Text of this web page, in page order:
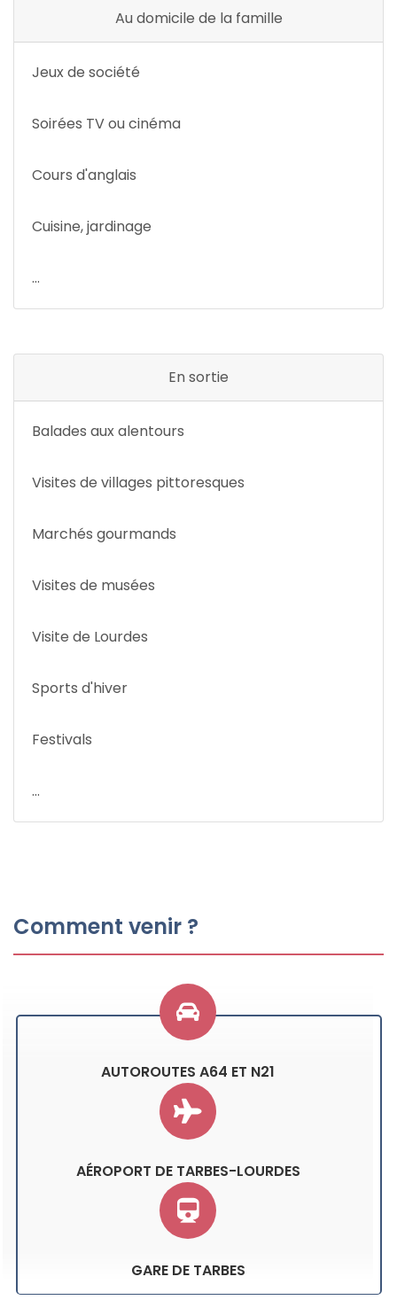
Au domicile de la famille
Jeux de société
Soirées TV ou cinéma
Cours d'anglais
Cuisine, jardinage
...
En sortie
Balades aux alentours
Visites de villages pittoresques
Marchés gourmands
Visites de musées
Visite de Lourdes
Sports d'hiver
Festivals
...
Comment venir ?
AUTOROUTES A64 ET N21
AÉROPORT DE TARBES-LOURDES
GARE DE TARBES